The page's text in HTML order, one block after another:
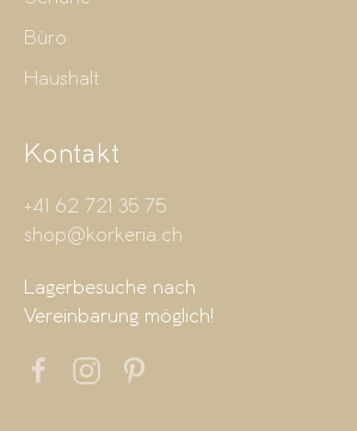
Büro
Haushalt
Kontakt
+41 62 721 35 75
shop@korkeria.ch
Lagerbesuche nach
Vereinbarung möglich!